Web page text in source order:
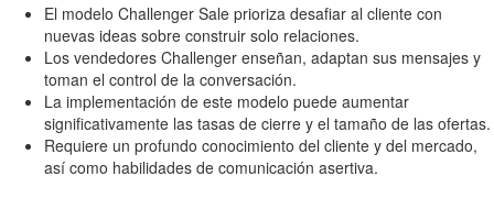
El modelo Challenger Sale prioriza desafiar al cliente con
nuevas ideas sobre construir solo relaciones.
Los vendedores Challenger enseñan, adaptan sus mensajes y
toman el control de la conversación.
La implementación de este modelo puede aumentar
significativamente las tasas de cierre y el tamaño de las ofertas.
Requiere un profundo conocimiento del cliente y del mercado,
así como habilidades de comunicación asertiva.